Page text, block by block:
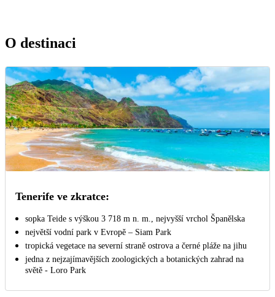
O destinaci
Tenerife ve zkratce:
sopka Teide s výškou 3 718 m n. m., nejvyšší vrchol Španělska
největší vodní park v Evropě – Siam Park
tropická vegetace na severní straně ostrova a černé pláže na jihu
jedna z nejzajímavějších zoologických a botanických zahrad na
světě - Loro Park